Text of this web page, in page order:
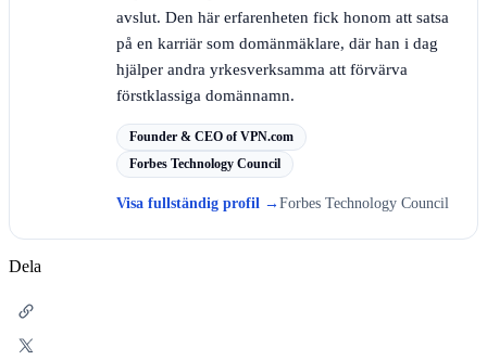
avslut. Den här erfarenheten fick honom att satsa
på en karriär som domänmäklare, där han i dag
hjälper andra yrkesverksamma att förvärva
förstklassiga domännamn.
Founder & CEO of VPN.com
Forbes Technology Council
Visa fullständig profil → Forbes Technology Council
Dela